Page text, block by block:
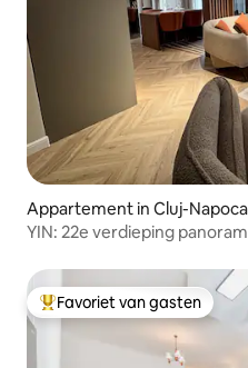
Appartement in Cluj-Napoca
YIN: 22e verdieping
Topfavoriet van gasten
Favoriet van gasten